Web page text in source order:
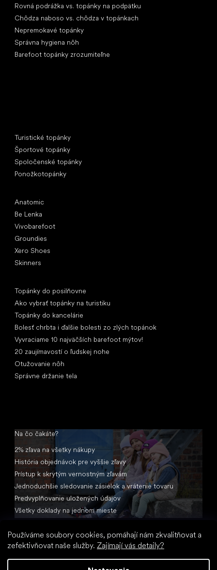
Používáme soubory cookies, pomáhají nám zkvalitňovat a
zefektivňovat naše služby. Zajímají vás detaily?
Rovná podrážka vs. topánky na podpätku
Chôdza naboso vs. chôdza v topánkach
Nepremokavé topánky
Správna hygiena nôh
Barefoot topánky zrozumiteľne
Turistické topánky
Športové topánky
Spoločenské topánky
Ponožkotopánky
Anatomic
Be Lenka
Vivobarefoot
Groundies
Xero Shoes
Skinners
Topánky do posilňovne
Ako vybrať topánky na turistiku
Topánky do kancelárie
Bolesť chrbta i ďalšie bolesti zo zlých topánok
Vyvraciame 10 najväčších barefoot mýtov!
20 zaujímavostí o ľudskej nohe
Otužovanie nôh
Správne držanie tela
Na čo čakáte?
2% zľava na všetky nákupy
História objednávok pre vyššie zľavy
Prístup k skrytým vernostným zľavám
Jednoduchšie sledovanie zásielok a vrátenie tovaru
Predvyplňovanie uložených údajov
Všetky doklady na jednom mieste